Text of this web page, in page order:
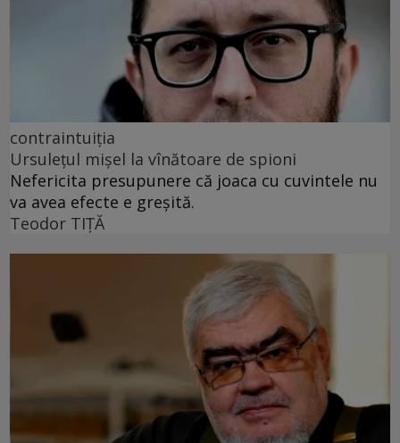
contraintuiția
Ursulețul mișel la vînătoare de spioni
Nefericita presupunere că joaca cu cuvintele nu
va avea efecte e greșită.
Teodor TIŢĂ